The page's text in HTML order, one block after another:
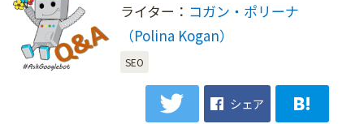
ライター： コガン・ポリーナ
（Polina Kogan）
SEO
シェア